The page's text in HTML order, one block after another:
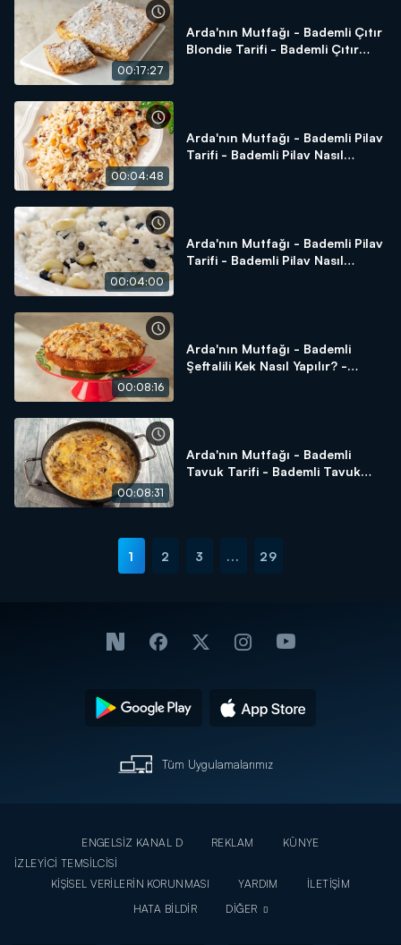
00:17:27
Arda'nın Mutfağı - Bademli Çıtır
Blondie Tarifi - Bademli Çıtır
00:04:48
Arda'nın Mutfağı - Bademli Pilav
Tarifi - Bademli Pilav Nasıl
00:04:00
Arda'nın Mutfağı - Bademli Pilav
Tarifi - Bademli Pilav Nasıl
00:08:16
Arda'nın Mutfağı - Bademli
Şeftalili Kek Nasıl Yapılır? -
00:08:31
Arda'nın Mutfağı - Bademli
Tavuk Tarifi - Bademli Tavuk
1 2 3 ... 29
Tüm Uygulamalarımız
ENGELSİZ KANAL D REKLAM
KÜNYE
İZLEYİCİ TEMSİLCİSİ
KİŞİSEL VERİLERİN KORUNMASI
YARDIM
İLETİŞİM
HATA BİLDİR
DİĞER